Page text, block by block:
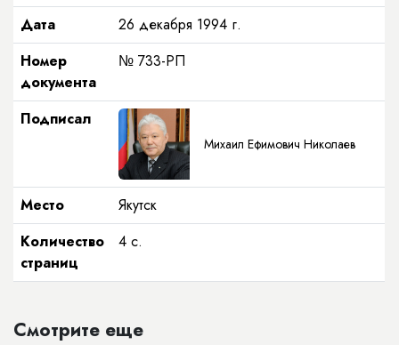
Дата
26 декабря 1994 г.
Номер
документа
№ 733-РП
Подписал
Михаил Ефимович Николаев
Место
Якутск
Количество
страниц
4 с.
Смотрите еще